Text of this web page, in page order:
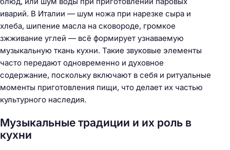
иварий. В Италии — шум ножа при нарезке сыра и
хлеба, шипение масла на сковороде, громкое
зжживание углей — всё формирует узнаваемую
музыкальную ткань кухни. Такие звуковые элементы
часто передают одновременно и духовное
содержание, поскольку включают в себя и ритуальные
моменты приготовления пищи, что делает их частью
культурного наследия.
Музыкальные традиции и их роль в
кухни